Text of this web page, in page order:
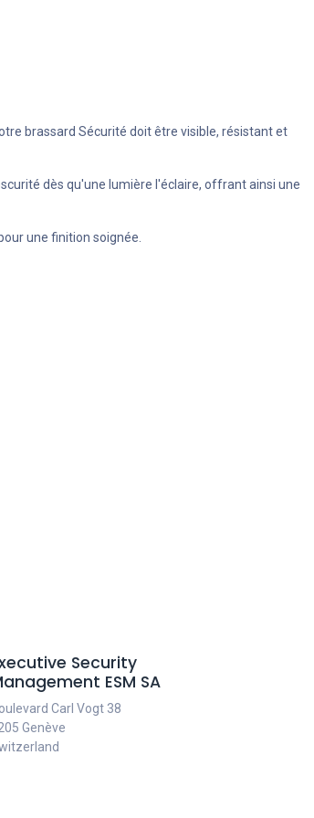
brassard Sécurité doit être visible, résistant et
dès qu'une lumière l'éclaire, offrant ainsi une
une finition soignée.
Security
ESM SA
Carl Vogt 38
Genève